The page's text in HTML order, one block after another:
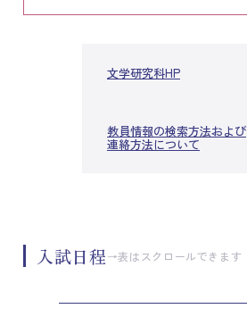
文学研究科HP
教員情報の検索方法および
連絡方法について
入試日程→表はスクロールできます